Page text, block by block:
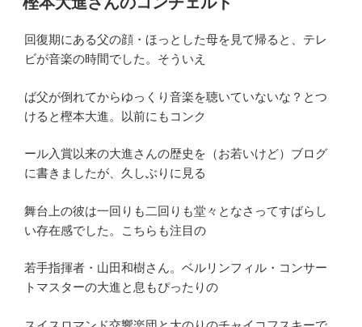
日:
回復期にある父の顔・ほっとした母を見て帰ると、テレ
ビが音楽の時間でした。そういえ
ば父が倒れてからゆっくり音楽を聴いていないな？とつ
けると樫本大進。以前にもコンク
ール入賞以来の大進さんの歴史を（お若いけど）ブログ
に書きましたが、久しぶりに見る
舞台上の彼は一回りも二回りも堂々となさってすばらし
い存在感でした。こちらも注目の
若手指揮者・山田和樹さん。ベルリンフィル・コンサー
トマスターの大進と息もぴったりの